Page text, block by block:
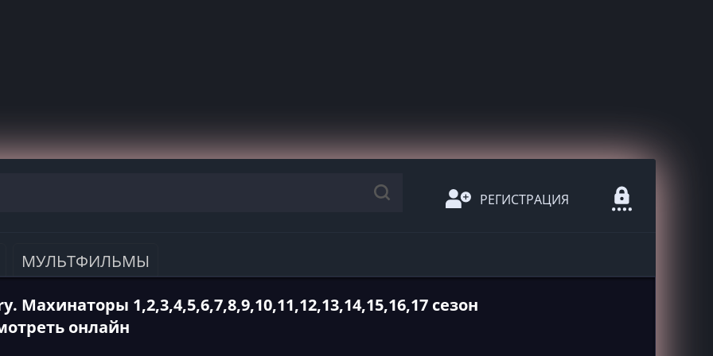
РЕГИСТРАЦИЯ
МУЛЬТФИЛЬМЫ
Махинаторы 1,2,3,4,5,6,7,8,9,10,11,12,13,14,15,16,17 сезон
онлайн